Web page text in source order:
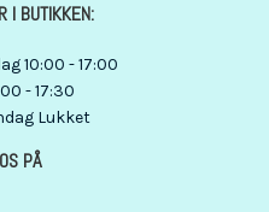
I BUTIKKEN:
10:00 - 17:00
- 17:30
Lukket
PÅ